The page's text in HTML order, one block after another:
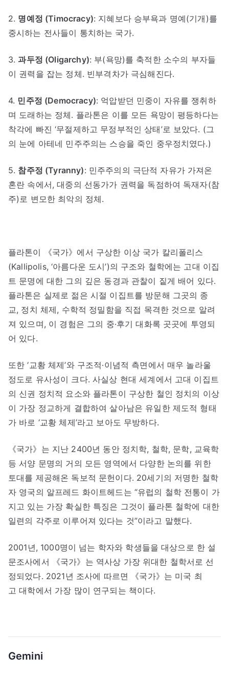
2. 명예정 (Timocracy): 지혜보다 승부욕과 명예(기개)를
중시하는 전사들이 통치하는 국가.
3.과두정 (Oligarchy): 부(욕망)를 축적한 소수의 부자들
이 권력을 잡는 정체. 빈부격차가 극심해진다.
4. 민주정 (Democracy): 억압받던 민중이 자유를 쟁취하
며 도래하는 정체. 플라톤은 이를 모든 욕망이 평등하다는
착각에 빠진 ‘무절제하고 무정부적인 상태’로 보았다. (그
의 눈에 아테네 민주주의는 스승을 죽인 중우정치였다.)
5. 참주정 (Tyranny): 민주주의의 극단적 자유가 가져온
혼란 속에서, 대중의 선동가가 권력을 독점하여 독재자(참
주)로 변모한 최악의 정체.
플라톤이 《국가》에서 구상한 이상 국가 칼리폴리스
(Kallipolis, ‘아름다운 도시’)의 구조와 철학에는 고대 이집
트 문명에 대한 그의 깊은 동경과 관찰이 짙게 배어 있다.
플라톤은 실제로 젊은 시절 이집트를 방문해 그곳의 종
교, 정치 체제, 수학적 정밀함을 직접 목격한 것으로 알려
져 있으며, 이 경험은 그의 중·후기 대화록 곳곳에 투영되
어 있다.
또한 ‘교황 체제’와 구조적·이념적 측면에서 매우 놀라울
정도로 유사성이 크다. 사실상 현대 세계에서 고대 이집트
의 신권 정치적 요소와 플라톤이 구상한 철인 정치의 이상
이 가장 정교하게 결합하여 살아남은 유일한 제도적 형태
가 바로 ‘교황 체제’라고 보아도 무방하다.
《국가》는 지난 2400년 동안 정치학, 철학, 문학, 교육학
등 서양 문명의 거의 모든 영역에서 다양한 논의를 위한
토대를 제공해온 독보적 문헌이다. 20세기의 저명한 철학
자 영국의 알프레드 화이트헤드는 “유럽의 철학 전통이 가
지고 있는 가장 확실한 특징은 그것이 플라톤 철학에 대한
일련의 각주로 이루어져 있다는 것”이라고 말했다.
2001년, 1000명이 넘는 학자와 학생들을 대상으로 한 설
문조사에서 《국가》는 역사상 가장 위대한 철학서로 선
정되었다. 2021년 조사에 따르면 《국가》는 미국 최
고 대학에서 가장 많이 연구되는 책이다.
Gemini